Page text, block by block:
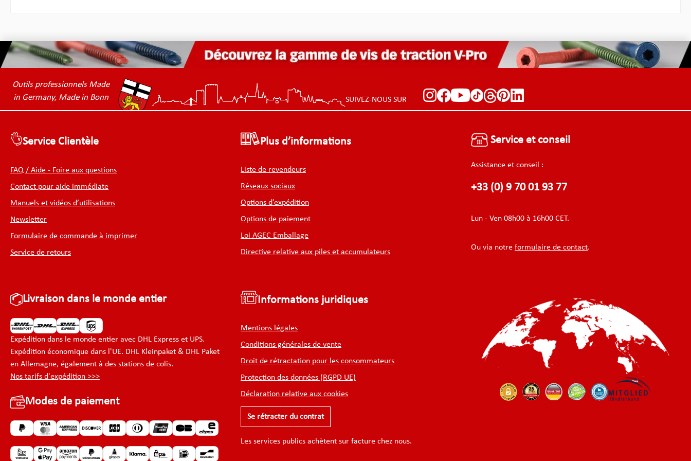
cylindre est faite sur mesure pour
tous les cylindres européens et
présente seulement du jeu minimal.
maintenant plus rien ne glisse et on
peut se concentrer complètement sur
possibilité supplémentaire de support
du cylindre. Si vous êtes à la
vous recommandons les sets TCS-SET
et TCSS-SET. Ils sont fabriqués
par ©Multipick et complètent
parfaitement le Centurion. Nous
proposons aussi une finition à gravure
personnelle. Images, dessins ou
possibles. ©Multipick travaille avec
modernes, pratiquement tous les
Une clé Allen de 3mm est inclue.
Diamètre du support : 37 mm Pied
Poids : 0,924 kg Mécanique de
précision première qualité « Made in
Germany » de la marque ©Multipick
Outils professionnels Made
in Germany, Made in Bonn
SUIVEZ-NOUS SUR
Service Clientèle
FAQ / Aide - Foire aux questions
Contact pour aide immédiate
Manuels et vidéos d’utilisations
Newsletter
Formulaire de commande à imprimer
Service de retours
Plus d’informations
Liste de revendeurs
Réseaux sociaux
Options d’expédition
Options de paiement
Loi AGEC Emballage
Directive relative aux piles et accumulateurs
Informations juridiques
Mentions légales
Conditions générales de vente
Droit de rétractation pour les consommateurs
Protection des données (RGPD UE)
Déclaration relative aux cookies
Se rétracter du contrat
Les services publics achètent sur facture chez nous.
Service et conseil
Assistance et conseil :
+33 (0) 9 70 01 93 77
Lun - Ven 08h00 à 16h00 CET.
Ou via notre formulaire de contact.
Modes de paiement
Livraison dans le monde entier
Expédition dans le monde entier avec DHL Express et UPS.
Expédition économique dans l'UE. DHL Kleinpaket & DHL Paket
en Allemagne, également à des stations de colis.
Nos tarifs d'expédition >>>